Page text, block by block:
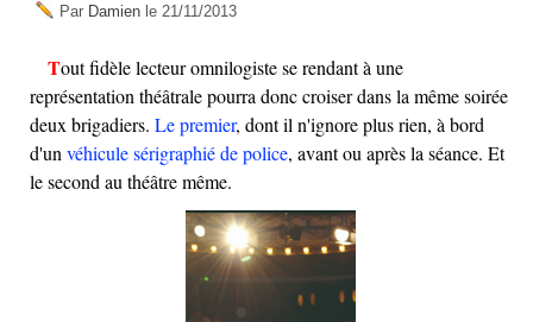
Par Damien le 21/11/2013
Tout fidèle lecteur omnilogiste se rendant à une
représentation théâtrale pourra donc croiser dans la même soirée
deux brigadiers. Le premier, dont il n'ignore plus rien, à bord
d'un véhicule sérigraphié de police, avant ou après la séance. Et
le second au théâtre même.